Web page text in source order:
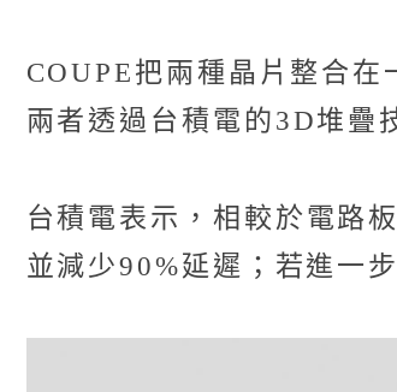
COUPE把兩種晶片整合
兩者透過台積電的3D堆疊
台積電表示，相較於電路
並減少90%延遲；若進一